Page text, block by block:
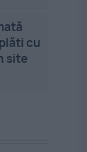
cu
site